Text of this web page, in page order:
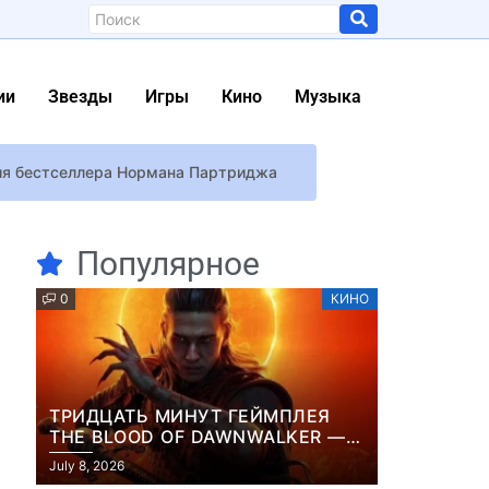
Звезды Игры Кино Музыка
бестселлера Нормана Партриджа
неделю до релиза игры
океана
рейтингом R (17+)
аудиозапись взбесившегося ИИ
Популярное
0 КИНО
ТРИДЦАТЬ МИНУТ ГЕЙМПЛЕЯ
THE BLOOD OF DAWNWALKER —
ЖУРНАЛИСТЫ ПОКАЗАЛИ
НАЧАЛО НОВОЙ ИГРЫ ОТ
July 8, 2026